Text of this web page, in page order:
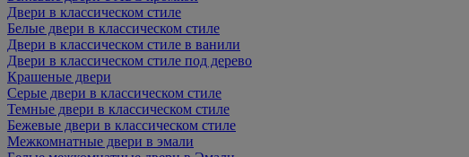
Двери в классическом стиле
Белые двери в классическом стиле
Двери в классическом стиле в ванили
Двери в классическом стиле под дерево
Крашеные двери
Серые двери в классическом стиле
Темные двери в классическом стиле
Бежевые двери в классическом стиле
Межкомнатные двери в эмали